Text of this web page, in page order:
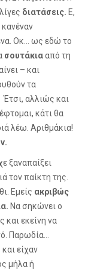
διατάσεις. Ε,
Οκ… ως εδώ το
σουτάκιααπό τη
– και
τα
Έτσι, αλλιώς και
κάτι θα
λέω. Αριθμάκια!
ξαναπαίξει
τον παίκτη της.
Εμείς ακριβώς
Να σηκώνει ο
και εκείνη να
Παρωδία…
είχαν
μήλα ή